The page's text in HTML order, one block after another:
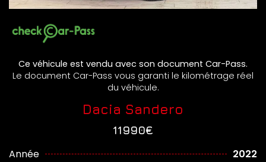
Ce véhicule est vendu avec son document Car-Pass.
Le document Car-Pass vous garanti le kilométrage réel
du véhicule.
Dacia Sandero
11990€
Année
2022